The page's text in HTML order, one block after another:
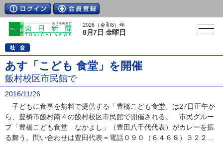
2026（令和8）年
8月7日 金曜日
あす「こども 食堂」を開催
飯村校区市民館で
2016/11/26
子どもに食事を無料で提供する「豊橋こども食堂」は27日正午か
ら、豊橋市飯村南４の飯村校区市民館で開催される。 市民グルー
プ「豊橋こども食堂 なかよし」（豊田八千代代表）がカレーを振
る舞う。問い合わせは豊田代表＝電話０９０（６４６８）３２２...